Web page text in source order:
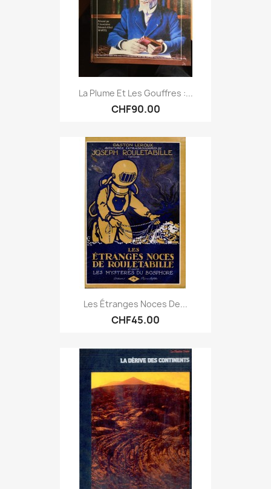
La Plume Et Les Gouffres :...
CHF90.00
Les Étranges Noces De...
CHF45.00